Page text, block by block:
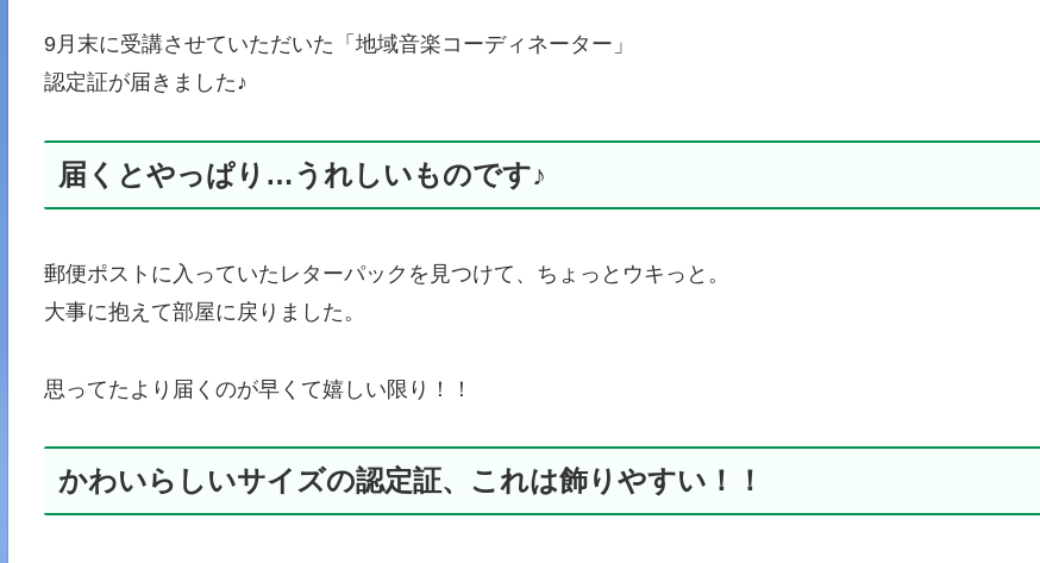
9月末に受講させていただいた「地域音楽コーディネーター」
認定証が届きました♪
届くとやっぱり…うれしいものです♪
郵便ポストに入っていたレターパックを見つけて、ちょっとウキっと。
大事に抱えて部屋に戻りました。
思ってたより届くのが早くて嬉しい限り！！
かわいらしいサイズの認定証、これは飾りやすい！！